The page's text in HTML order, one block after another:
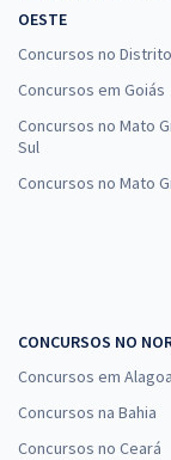
OESTE
Concursos no
Concursos em Goiás
Concursos no Mato
Sul
Concursos no Mato
CONCURSOS NO
Concursos em
Concursos na Bahia
Concursos no Ceará